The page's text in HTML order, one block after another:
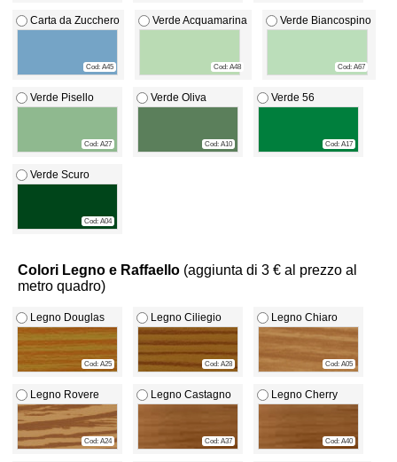
Carta da Zucchero
Cod: A45
Verde Acquamarina
Cod: A48
Verde Biancospino
Cod: A67
Verde Pisello
Cod: A27
Verde Oliva
Cod: A10
Verde 56
Cod: A17
Verde Scuro
Cod: A04
Colori Legno e Raffaello (aggiunta di 3 € al prezzo al
metro quadro)
Legno Douglas
Cod: A25
Legno Ciliegio
Cod: A28
Legno Chiaro
Cod: A05
Legno Rovere
Cod: A24
Legno Castagno
Cod: A37
Legno Cherry
Cod: A40